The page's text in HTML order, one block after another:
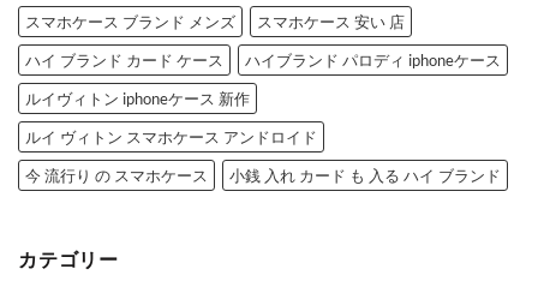
スマホケース ブランド メンズ
スマホケース 安い 店
ハイ ブランド カード ケース
ハイブランド パロディ iphoneケース
ルイヴィトン iphoneケース 新作
ルイ ヴィトン スマホケース アンドロイド
今 流行り の スマホケース
小銭 入れ カード も 入る ハイ ブランド
カテゴリー